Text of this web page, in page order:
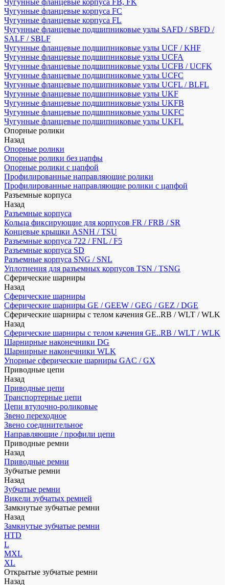
Чугунные фланцевые корпуса FB, FK
Чугунные фланцевые корпуса FC
Чугунные фланцевые корпуса FL
Чугунные фланцевые подшипниковые узлы SAFD / SBFD /
SALF / SBLF
Чугунные фланцевые подшипниковые узлы UCF / KHF
Чугунные фланцевые подшипниковые узлы UCFA
Чугунные фланцевые подшипниковые узлы UCFB / UCFK
Чугунные фланцевые подшипниковые узлы UCFC
Чугунные фланцевые подшипниковые узлы UCFL / BLFL
Чугунные фланцевые подшипниковые узлы UKF
Чугунные фланцевые подшипниковые узлы UKFB
Чугунные фланцевые подшипниковые узлы UKFC
Чугунные фланцевые подшипниковые узлы UKFL
Опорные ролики
Назад
Опорные ролики
Опорные ролики без цапфы
Опорные ролики с цапфой
Профилированные направляющие ролики
Профилированные направляющие ролики с цапфой
Разъемные корпуса
Назад
Разъемные корпуса
Кольца фиксирующие для корпусов FR / FRB / SR
Концевые крышки ASNH / TSU
Разъемные корпуса 722 / FNL / F5
Разъемные корпуса SD
Разъемные корпуса SNG / SNL
Уплотнения для разъемных корпусов TSN / TSNG
Сферические шарниры
Назад
Сферические шарниры
Сферические шарниры GE / GEEW / GEG / GEZ / DGE
Сферические шарниры с телом качения GE..RB / WLT / WLK
Назад
Сферические шарниры с телом качения GE..RB / WLT / WLK
Шарнирные наконечники DG
Шарнирные наконечники WLK
Упорные сферические шарниры GAC / GX
Приводные цепи
Назад
Приводные цепи
Транспортерные цепи
Цепи втулочно-роликовые
Звено переходное
Звено соединительное
Направляющие / профили цепи
Приводные ремни
Назад
Приводные ремни
Зубчатые ремни
Назад
Зубчатые ремни
Викели зубчатых ремней
Замкнутые зубчатые ремни
Назад
Замкнутые зубчатые ремни
HTD
L
MXL
XL
Открытые зубчатые ремни
Назад